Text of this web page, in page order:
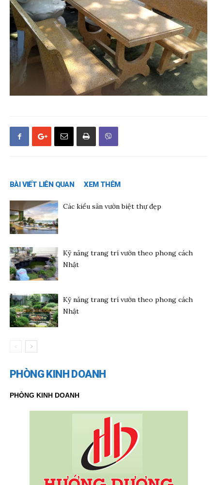
BÀI VIẾT LIÊN QUAN XEM THÊM
Các kiểu sân vườn biệt thự đẹp
Kỹ năng trang trí vườn theo phong cách
Nhật
Kỹ năng trang trí vườn theo phong cách
Nhật
PHÒNG KINH DOANH
PHÒNG KINH DOANH